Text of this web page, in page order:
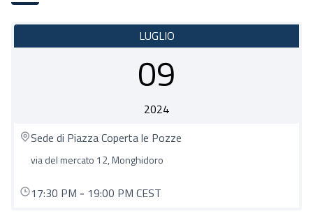
LUGLIO
09
2024
Sede di Piazza Coperta le Pozze
via del mercato 12, Monghidoro
17:30 PM - 19:00 PM CEST